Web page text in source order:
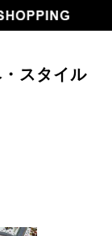
スタイル